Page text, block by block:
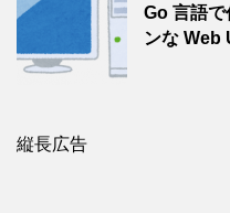
Go 言語
ンな Web
縦長広告